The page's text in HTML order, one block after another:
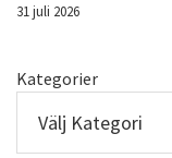
31 juli 2026
Kategorier